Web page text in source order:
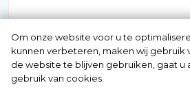
INBRAAKSCHADE
Om onze website voor u te
kunnen verbeteren, maken wij gebruik
de website te blijven gebruiken, gaat u
gebruik van cookies.